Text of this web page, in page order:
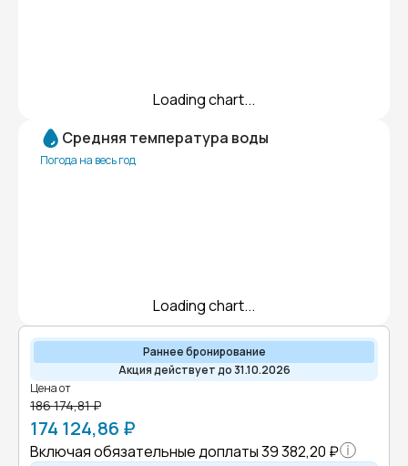
Loading chart...
Средняя температура воды
Погода на весь год
Loading chart...
Раннее бронирование
Акция действует до 31.10.2026
Цена от
186 174,81 ₽
174 124,86 ₽
Включая обязательные доплаты39 382,20 ₽